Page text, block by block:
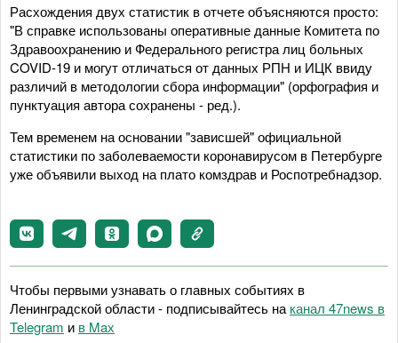
Расхождения двух статистик в отчете объясняются просто:
"В справке использованы оперативные данные Комитета по
Здравоохранению и Федерального регистра лиц больных
COVID-19 и могут отличаться от данных РПН и ИЦК ввиду
различий в методологии сбора информации" (орфография и
пунктуация автора сохранены - ред.).
Тем временем на основании "зависшей" официальной
статистики по заболеваемости коронавирусом в Петербурге
уже объявили выход на плато комздрав и Роспотребнадзор.
Чтобы первыми узнавать о главных событиях в
Ленинградской области - подписывайтесь на канал 47news в
Telegram и в Maх